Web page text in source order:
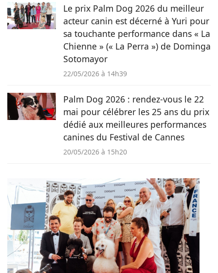
Le prix Palm Dog 2026 du meilleur
acteur canin est décerné à Yuri pour
sa touchante performance dans « La
Chienne » (« La Perra ») de Dominga
Sotomayor
22/05/2026 à 14h39
Palm Dog 2026 : rendez-vous le 22
mai pour célébrer les 25 ans du prix
dédié aux meilleures performances
canines du Festival de Cannes
20/05/2026 à 15h20